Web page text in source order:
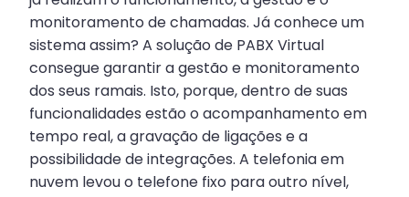
monitoramento de chamadas. Já conhece um
sistema assim? A solução de PABX Virtual
consegue garantir a gestão e monitoramento
dos seus ramais. Isto, porque, dentro de suas
funcionalidades estão o acompanhamento em
tempo real, a gravação de ligações e a
possibilidade de integrações. A telefonia em
nuvem levou o telefone fixo para outro nível,